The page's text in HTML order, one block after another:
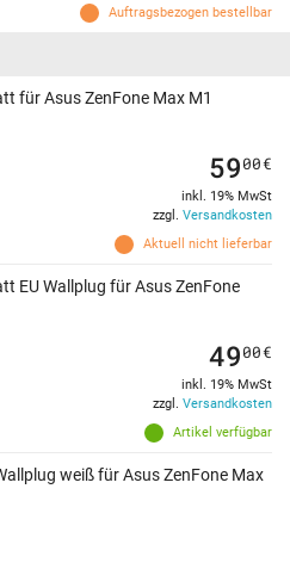
Auftragsbezogen bestellbar
für Asus ZenFone Max M1
Aktuell nicht lieferbar
5900€
inkl. 19% MwSt
zzgl. Versandkosten
EU Wallplug für Asus ZenFone
Artikel verfügbar
4900€
inkl. 19% MwSt
zzgl. Versandkosten
weiß für Asus ZenFone Max